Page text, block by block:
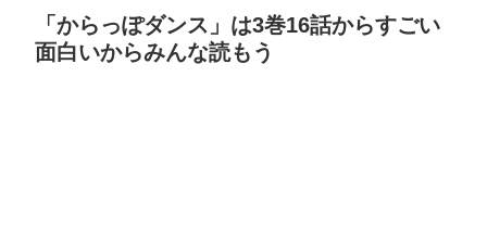
「からっぽダンス」は3巻16話からすごい
面白いからみんな読もう